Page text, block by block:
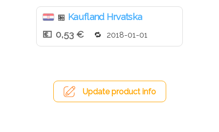
🏪 Kaufland Hrvatska
0,53 €
2018-01-01
Update product info